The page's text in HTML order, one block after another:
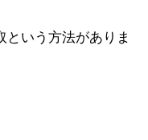
いう方法がありま